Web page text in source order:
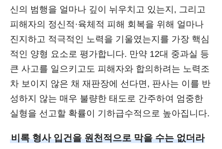
신의 범행을 얼마나 깊이 뉘우치고 있는지, 그리고
피해자의 정신적·육체적 피해 회복을 위해 얼마나
진지하고 적극적인 노력을 기울였는지를 가장 핵심
적인 양형 요소로 평가합니다. 만약 12대 중과실 등
큰 사고를 일으키고도 피해자와 합의하려는 노력조
차 보이지 않은 채 재판장에 선다면, 판사는 이를 반
성하지 않는 매우 불량한 태도로 간주하여 엄중한
실형을 선고할 확률이 기하급수적으로 높아집니다.
비록 형사 입건을 원천적으로 막을 수는 없더라